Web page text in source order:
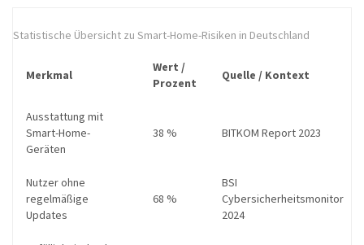
Statistische Übersicht zu Smart-Home-Risiken in Deutschland
Merkmal
Wert /
Prozent
Quelle / Kontext
Ausstattung mit
Smart-Home-
Geräten
38 % BITKOM Report 2023
Nutzer ohne
regelmäßige
Updates
68 %
BSI
Cybersicherheitsmonitor
2024